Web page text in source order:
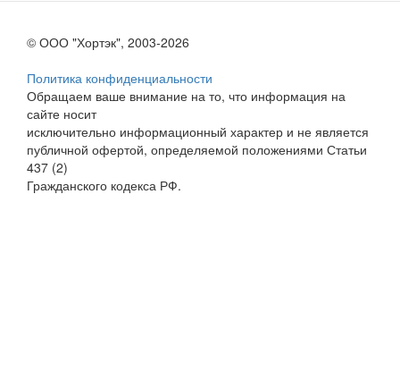
© ООО "Хортэк", 2003-2026
Политика конфиденциальности
Обращаем ваше внимание на то, что информация на
сайте носит
исключительно информационный характер и не является
публичной офертой, определяемой положениями Статьи
437 (2)
Гражданского кодекса РФ.